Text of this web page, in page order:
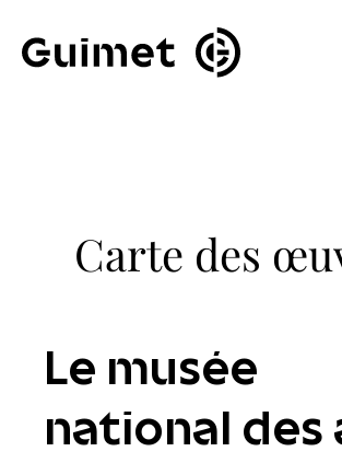
Carte des
Le musée
national des